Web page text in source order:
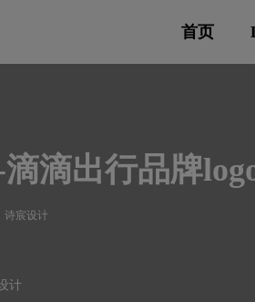
首页
滴出行品牌
诗宸设计
计